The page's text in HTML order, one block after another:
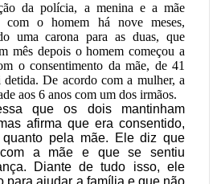
da polícia, a menina e a mãe
com o homem há nove meses,
uma carona para as duas, que
mês depois o homem começou a
o consentimento da mãe, de 41
De acordo com a mulher, a
aos 6 anos com um dos irmãos.
que os dois mantinham
afirma que era consentido,
pela mãe. Ele diz que
a mãe e que se sentiu
Diante de tudo isso, ele
para ajudar a família e que não